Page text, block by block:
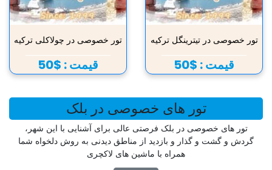
تور خصوصی در تیترینگل ترکیه
قیمت : $50
تور خصوصی در چولاکلی ترکیه
قیمت : $50
تور های خصوصی در بلک
تور های خصوصی در بلک فرصتی عالی برای آشنایی با این شهر،
گردش و گشت و گذار و بازدید از مناطق دیدنی به روش دلخواه شما
همراه با ماشین های لاکچری